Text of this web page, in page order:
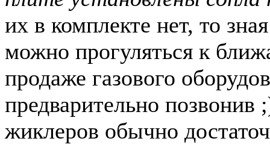
их в комплекте нет, то
можно прогуляться к
продаже газового
предварительно позвонив
жиклеров обычно